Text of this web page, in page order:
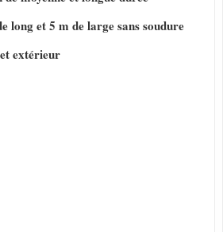
long et 5 m de large sans soudure
extérieur